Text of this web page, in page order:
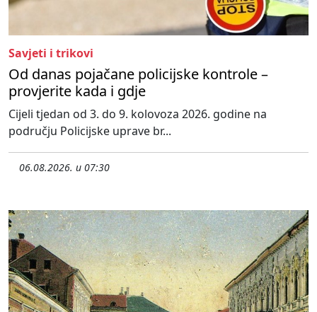
Savjeti i trikovi
Od danas pojačane policijske kontrole –
provjerite kada i gdje
Cijeli tjedan od 3. do 9. kolovoza 2026. godine na
području Policijske uprave br...
06.08.2026. u 07:30